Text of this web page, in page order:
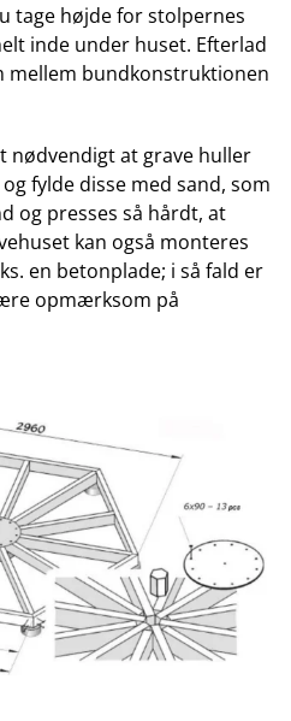
tage højde for stolpernes
inde under huset. Efterlad
mellem bundkonstruktionen
nødvendigt at grave huller
fylde disse med sand, som
og presses så hårdt, at
kan også monteres
en betonplade; i så fald er
opmærksom på